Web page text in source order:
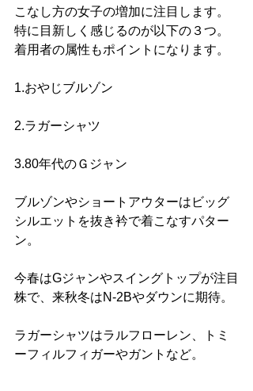
こなし方の女子の増加に注目します。
特に目新しく感じるのが以下の３つ。
着用者の属性もポイントになります。
1.おやじブルゾン
2.ラガーシャツ
3.80年代のＧジャン
ブルゾンやショートアウターはビッグ
シルエットを抜き衿で着こなすパター
ン。
今春はGジャンやスイングトップが注目
株で、来秋冬はN-2Bやダウンに期待。
ラガーシャツはラルフローレン、トミ
ーフィルフィガーやガントなど。